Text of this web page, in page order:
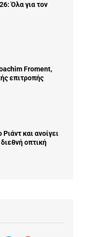
Όλα για τον
Froment,
επιτροπής
και ανοίγει
οπτική